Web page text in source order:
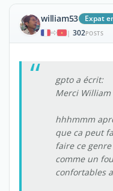
william53 Expat
| 302POSTS
gpto a écrit:
Merci William
hhhmmm
que ca peut
faire ce
comme un
confortables